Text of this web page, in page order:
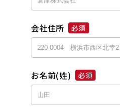
会社住所 必須
お名前(姓) 必須